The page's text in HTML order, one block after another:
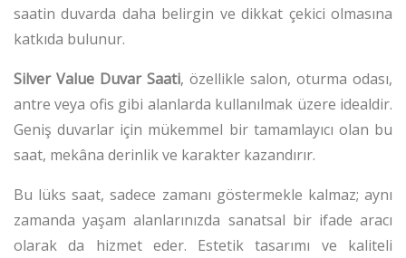
saatin duvarda daha belirgin ve dikkat çekici olmasına
katkıda bulunur.
Silver Value Duvar Saati, özellikle salon, oturma odası,
antre veya ofis gibi alanlarda kullanılmak üzere idealdir.
Geniş duvarlar için mükemmel bir tamamlayıcı olan bu
saat, mekâna derinlik ve karakter kazandırır.
Bu lüks saat, sadece zamanı göstermekle kalmaz; aynı
zamanda yaşam alanlarınızda sanatsal bir ifade aracı
olarak da hizmet eder.
Estetik tasarımı ve kaliteli